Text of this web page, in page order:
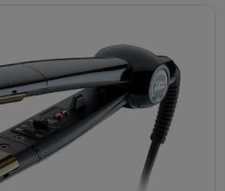
z naszej aktualnej oferty lub
dodane produkty do
sesji.